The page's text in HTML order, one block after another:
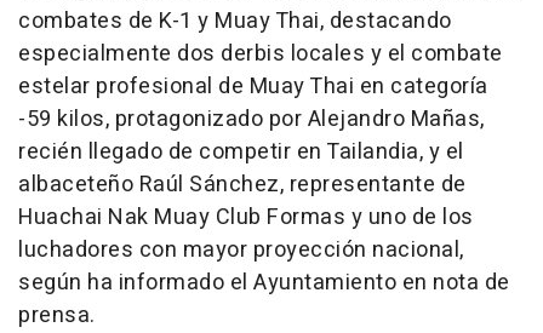
combates de K-1 y Muay Thai, destacando
especialmente dos derbis locales y el combate
estelar profesional de Muay Thai en categoría
-59 kilos, protagonizado por Alejandro Mañas,
recién llegado de competir en Tailandia, y el
albaceteño Raúl Sánchez, representante de
Huachai Nak Muay Club Formas y uno de los
luchadores con mayor proyección nacional,
según ha informado el Ayuntamiento en nota de
prensa.